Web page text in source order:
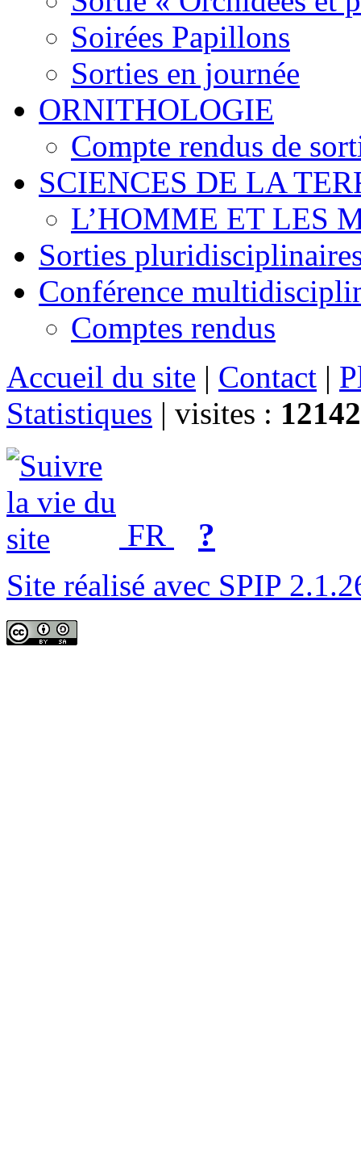
Soirées Papillons
Sorties en journée
ORNITHOLOGIE
Compte rendus de
SCIENCES DE LA
L’HOMME ET LES
Sorties
Conférence
Comptes rendus
Accueil du site | Contact |
Statistiques | visites :
FR ?
Site réalisé avec SPIP